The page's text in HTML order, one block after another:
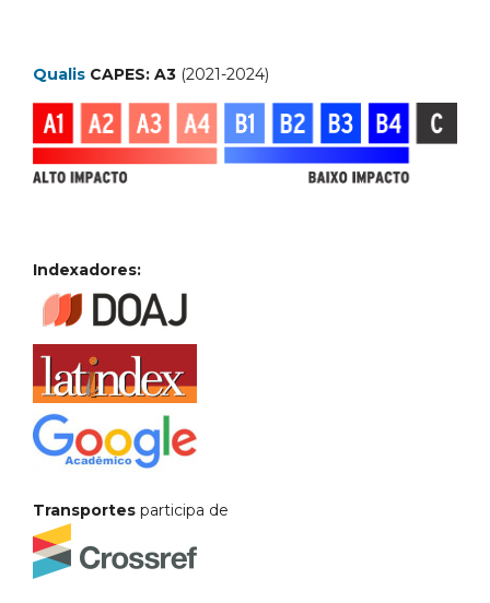
Qualis CAPES: A3 (2021-2024)
Indexadores:
Transportes participa de